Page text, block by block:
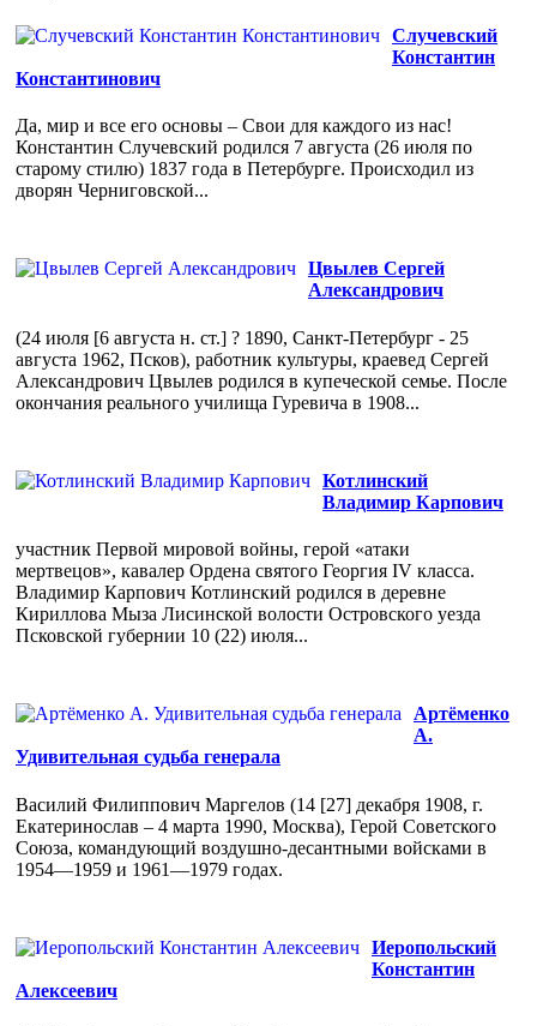
Случевский
Константин
Константинович
Да, мир и все его основы – Свои для каждого из нас!
Константин Случевский родился 7 августа (26 июля по
старому стилю) 1837 года в Петербурге. Происходил из
дворян Черниговской...
Цвылев Сергей
Александрович
(24 июля [6 августа н. ст.] ? 1890, Санкт-Петербург - 25
августа 1962, Псков), работник культуры, краевед Сергей
Александрович Цвылев родился в купеческой семье. После
окончания реального училища Гуревича в 1908...
Котлинский
Владимир Карпович
участник Первой мировой войны, герой «атаки
мертвецов», кавалер Ордена святого Георгия IV класса.
Владимир Карпович Котлинский родился в деревне
Кириллова Мыза Лисинской волости Островского уезда
Псковской губернии 10 (22) июля...
Артёменко
А.
Удивительная судьба генерала
Василий Филиппович Маргелов (14 [27] декабря 1908, г.
Екатеринослав – 4 марта 1990, Москва), Герой Советского
Союза, командующий воздушно-десантными войсками в
1954—1959 и 1961—1979 годах.
Иеропольский
Константин
Алексеевич